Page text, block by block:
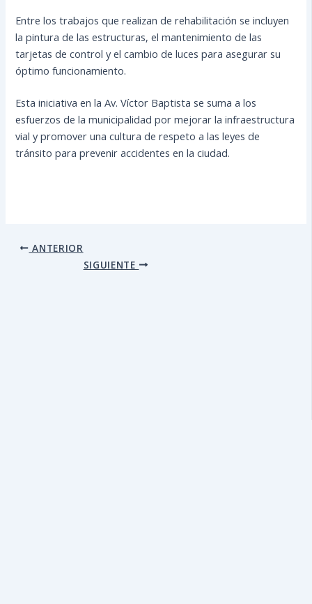
Entre los trabajos que realizan de rehabilitación se incluyen
la pintura de las estructuras, el mantenimiento de las
tarjetas de control y el cambio de luces para asegurar su
óptimo funcionamiento.
Esta iniciativa en la Av. Víctor Baptista se suma a los
esfuerzos de la municipalidad por mejorar la infraestructura
vial y promover una cultura de respeto a las leyes de
tránsito para prevenir accidentes en la ciudad.
ANTERIOR
SIGUIENTE